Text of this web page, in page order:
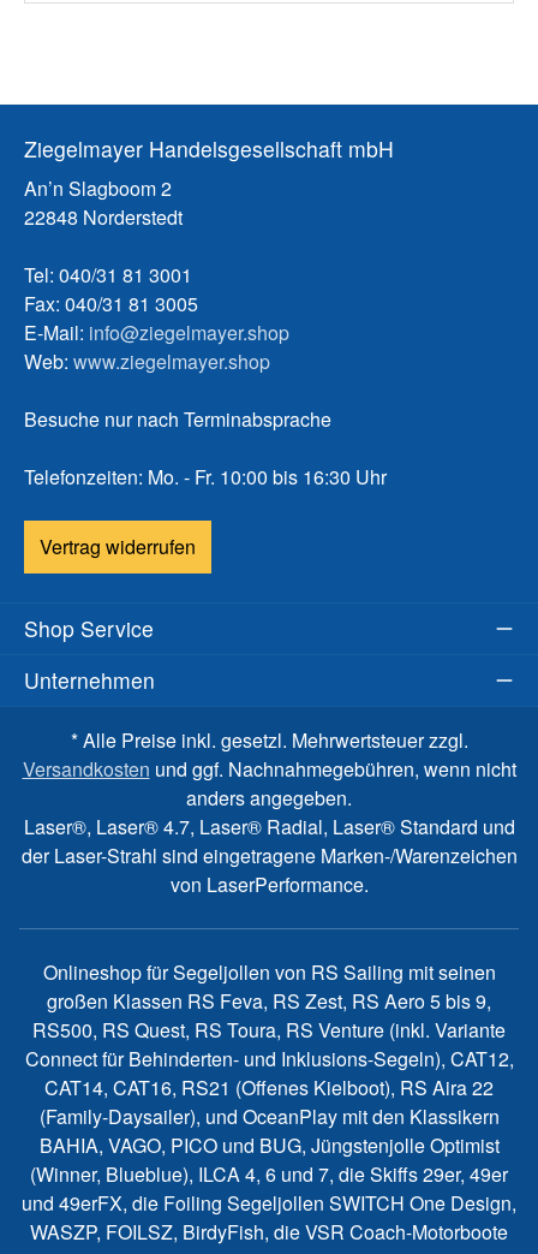
Ziegelmayer Handelsgesellschaft mbH
An’n Slagboom 2
22848 Norderstedt
Tel: 040/31 81 3001
Fax: 040/31 81 3005
E-Mail: info@ziegelmayer.shop
Web: www.ziegelmayer.shop
Besuche nur nach Terminabsprache
Telefonzeiten: Mo. - Fr. 10:00 bis 16:30 Uhr
Vertrag widerrufen
Shop Service
Unternehmen
* Alle Preise inkl. gesetzl. Mehrwertsteuer zzgl.
Versandkosten und ggf. Nachnahmegebühren, wenn nicht
anders angegeben.
Laser®, Laser® 4.7, Laser® Radial, Laser® Standard und
der Laser-Strahl sind eingetragene Marken-/Warenzeichen
von LaserPerformance.
Onlineshop für Segeljollen von RS Sailing mit seinen
großen Klassen RS Feva, RS Zest, RS Aero 5 bis 9,
RS500, RS Quest, RS Toura, RS Venture (inkl. Variante
Connect für Behinderten- und Inklusions-Segeln), CAT12,
CAT14, CAT16, RS21 (Offenes Kielboot), RS Aira 22
(Family-Daysailer), und OceanPlay mit den Klassikern
BAHIA, VAGO, PICO und BUG, Jüngstenjolle Optimist
(Winner, Blueblue), ILCA 4, 6 und 7, die Skiffs 29er, 49er
und 49erFX, die Foiling Segeljollen SWITCH One Design,
WASZP, FOILSZ, BirdyFish, die VSR Coach-Motorboote